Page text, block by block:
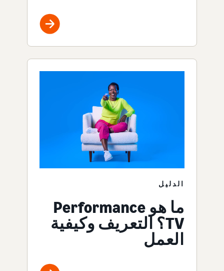
الدليل
ما هو Performance
TV؟ التعريف وكيفية
العمل